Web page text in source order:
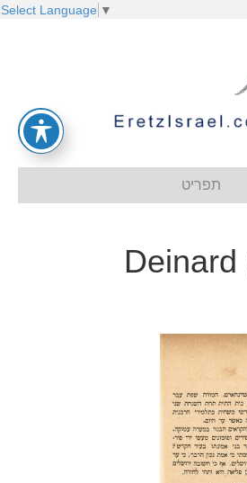
Select Language ▼
תפריט